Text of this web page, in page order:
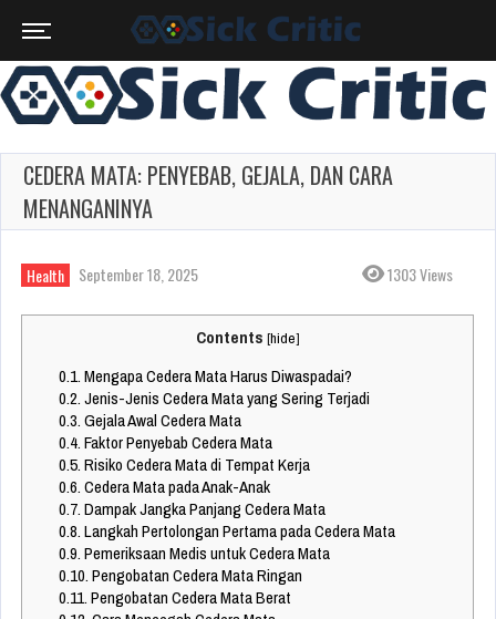
CEDERA MATA: PENYEBAB, GEJALA, DAN CARA
MENANGANINYA
Health September 18, 2025 1303 Views
Contents [hide]
0.1.Mengapa Cedera Mata Harus Diwaspadai?
0.2.Jenis-Jenis Cedera Mata yang Sering Terjadi
0.3.Gejala Awal Cedera Mata
0.4.Faktor Penyebab Cedera Mata
0.5.Risiko Cedera Mata di Tempat Kerja
0.6.Cedera Mata pada Anak-Anak
0.7.Dampak Jangka Panjang Cedera Mata
0.8.Langkah Pertolongan Pertama pada Cedera Mata
0.9.Pemeriksaan Medis untuk Cedera Mata
0.10.Pengobatan Cedera Mata Ringan
0.11.Pengobatan Cedera Mata Berat